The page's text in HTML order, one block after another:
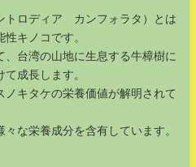
トロディア カンフォラタ）とは
キノコです。
、台湾の山地に生息する牛樟樹に
成長します。
キタケの栄養価値が解明されて
な栄養成分を含有しています。